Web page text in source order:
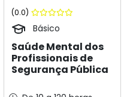
(0.0)
Básico
Saúde Mental dos
Profissionais de
Segurança Pública